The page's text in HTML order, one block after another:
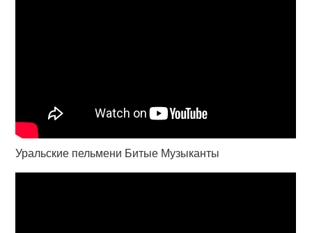
Уральские пельмени Битые Музыканты